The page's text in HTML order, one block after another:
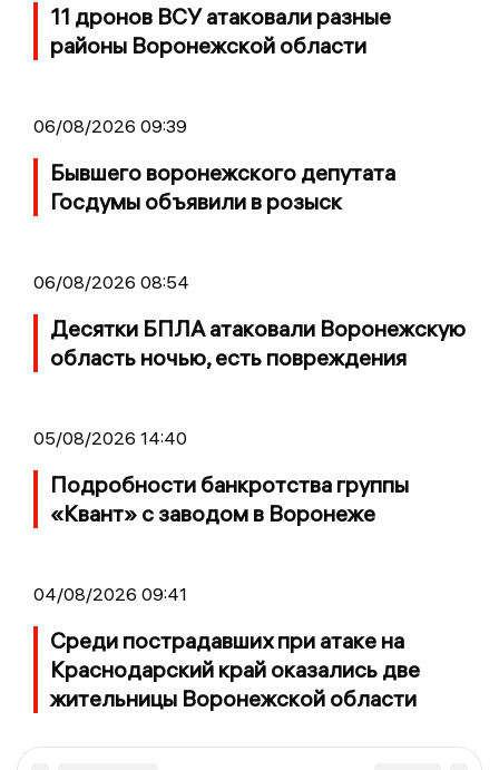
11 дронов ВСУ атаковали разные
районы Воронежской области
06/08/2026 09:39
Бывшего воронежского депутата
Госдумы объявили в розыск
06/08/2026 08:54
Десятки БПЛА атаковали Воронежскую
область ночью, есть повреждения
05/08/2026 14:40
Подробности банкротства группы
«Квант» с заводом в Воронеже
04/08/2026 09:41
Среди пострадавших при атаке на
Краснодарский край оказались две
жительницы Воронежской области